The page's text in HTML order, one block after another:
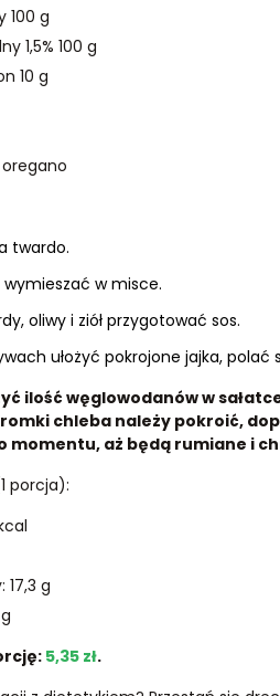
100 g
1,5% 100 g
10 g
oregano
twardo.
w misce.
oliwy i ziół przygotować sos.
ułożyć pokrojone jajka,
ilość węglowodanów w
chleba należy pokroić,
momentu, aż będą rumiane i
porcja):
g
5,35 zł.